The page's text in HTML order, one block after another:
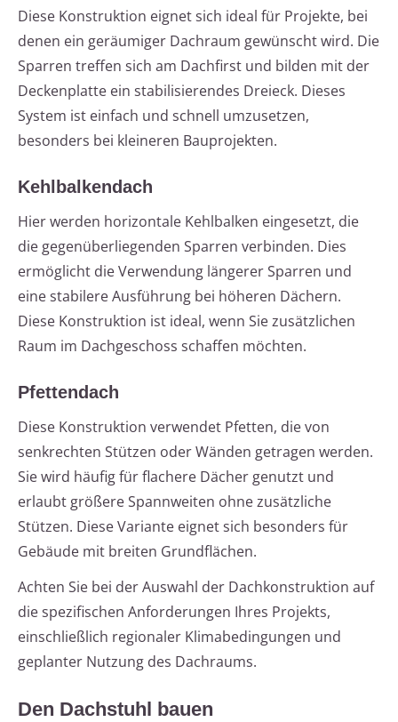
Diese Konstruktion eignet sich ideal für Projekte, bei
denen ein geräumiger Dachraum gewünscht wird. Die
Sparren treffen sich am Dachfirst und bilden mit der
Deckenplatte ein stabilisierendes Dreieck. Dieses
System ist einfach und schnell umzusetzen,
besonders bei kleineren Bauprojekten.
Kehlbalkendach
Hier werden horizontale Kehlbalken eingesetzt, die
die gegenüberliegenden Sparren verbinden. Dies
ermöglicht die Verwendung längerer Sparren und
eine stabilere Ausführung bei höheren Dächern.
Diese Konstruktion ist ideal, wenn Sie zusätzlichen
Raum im Dachgeschoss schaffen möchten.
Pfettendach
Diese Konstruktion verwendet Pfetten, die von
senkrechten Stützen oder Wänden getragen werden.
Sie wird häufig für flachere Dächer genutzt und
erlaubt größere Spannweiten ohne zusätzliche
Stützen. Diese Variante eignet sich besonders für
Gebäude mit breiten Grundflächen.
Achten Sie bei der Auswahl der Dachkonstruktion auf
die spezifischen Anforderungen Ihres Projekts,
einschließlich regionaler Klimabedingungen und
geplanter Nutzung des Dachraums.
Den Dachstuhl bauen